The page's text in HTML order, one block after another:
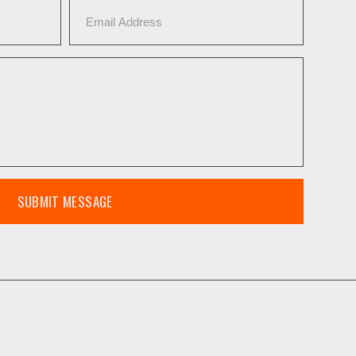
SUBMIT MESSAGE